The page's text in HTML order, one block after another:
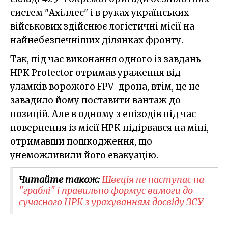
систем "Ахіллес" і в руках українських
військових здійснює логістичні місії на
найнебезпечніших ділянках фронту.
Так, під час виконання одного із завдань
НРК Protector отримав ураження від
уламків ворожого FPV-дрона, втім, це не
завадило йому поставити вантаж до
позицій. Але в одному з епізодів під час
повернення із місії НРК підірвався на міні,
отримавши пошкодження, що
унеможливили його евакуацію.
Читайте також:Швеція не наступає на
"граблі" і правильно формує вимоги до
сучасного НРК з урахуванням досвіду ЗСУ